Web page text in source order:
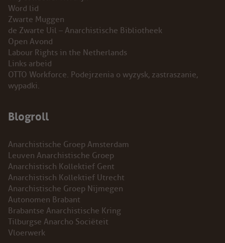
Word lid
Zwarte Muggen
de Zwarte Uil – Anarchistische Bibliotheek
Open Avond
Labour Rights in the Netherlands
Links arbeid
OTTO Workforce. Podejrzenia o wyzysk, zastraszanie,
wypadki.
Blogroll
Anarchistische Groep Amsterdam
Leuven Anarchistische Groep
Anarchistisch Kollektief Gent
Anarchistisch Kollektief Utrecht
Anarchistische Groep Nijmegen
Autonomen Brabant
Brabantse Anarchistische Kring
Tilburgse Anarcho Sociëteit
Vloerwerk